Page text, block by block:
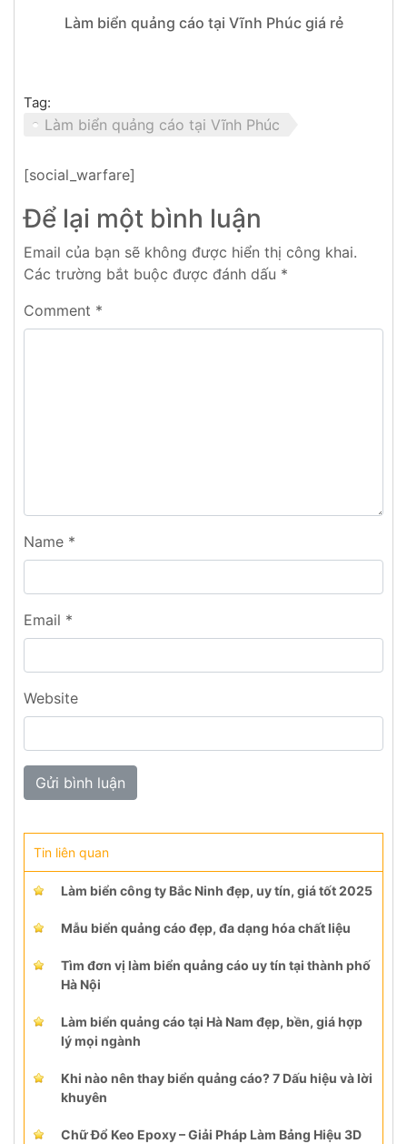
Làm biển quảng cáo tại Vĩnh Phúc giá rẻ
Tag:
Làm biển quảng cáo tại Vĩnh Phúc
[social_warfare]
Để lại một bình luận
Email của bạn sẽ không được hiển thị công khai.
Các trường bắt buộc được đánh dấu *
Comment *
Name *
Email *
Website
Tin liên quan
Làm biển công ty Bắc Ninh đẹp, uy tín, giá tốt 2025
Mẫu biển quảng cáo đẹp, đa dạng hóa chất liệu
Tìm đơn vị làm biển quảng cáo uy tín tại thành phố
Hà Nội
Làm biển quảng cáo tại Hà Nam đẹp, bền, giá hợp
lý mọi ngành
Khi nào nên thay biển quảng cáo? 7 Dấu hiệu và lời
khuyên
Chữ Đổ Keo Epoxy – Giải Pháp Làm Bảng Hiệu 3D